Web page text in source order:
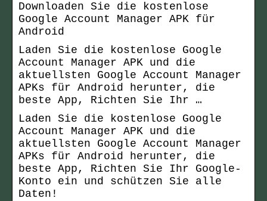
Downloaden Sie die kostenlose
Google Account Manager APK für
Android
Laden Sie die kostenlose Google
Account Manager APK und die
aktuellsten Google Account Manager
APKs für Android herunter, die
beste App, Richten Sie Ihr …
Laden Sie die kostenlose Google
Account Manager APK und die
aktuellsten Google Account Manager
APKs für Android herunter, die
beste App, Richten Sie Ihr Google-
Konto ein und schützen Sie alle
Daten!